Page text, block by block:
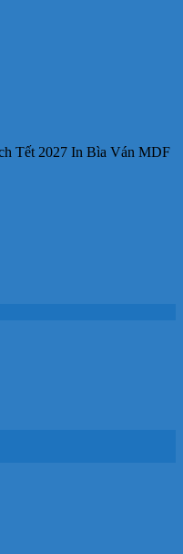
Tết 2027 In Bìa Ván MDF